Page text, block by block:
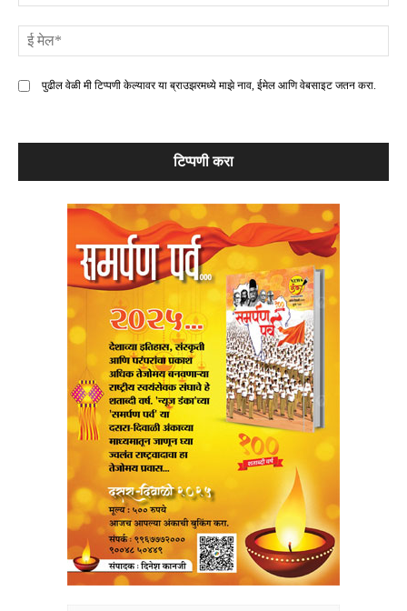
पुढील वेळी मी टिप्पणी केल्यावर या ब्राउझरमध्ये माझे नाव, ईमेल आणि वेबसाइट जतन करा.